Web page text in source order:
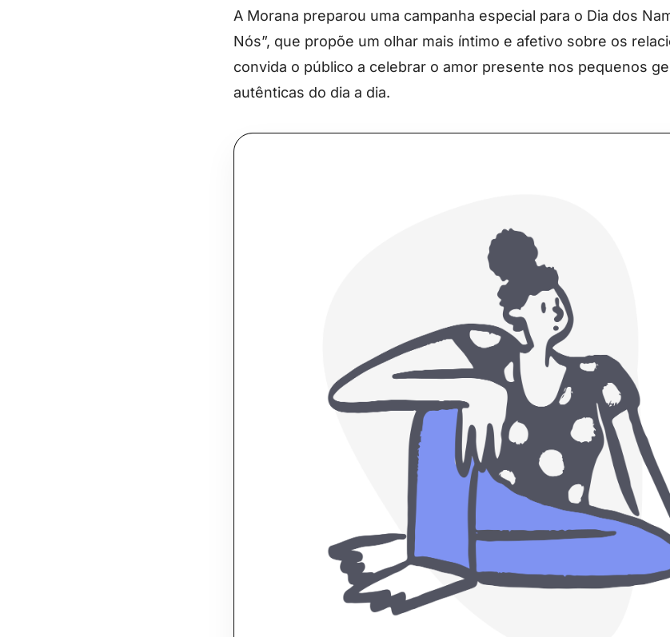
A Morana preparou uma campanha especial para o Dia dos
Nós”, que propõe um olhar mais íntimo e afetivo sobre os
convida o público a celebrar o amor presente nos pequenos
autênticas do dia a dia.